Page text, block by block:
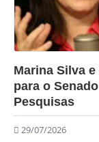
?>
Marina Silva
para o
Pesquisas
29/07/2026